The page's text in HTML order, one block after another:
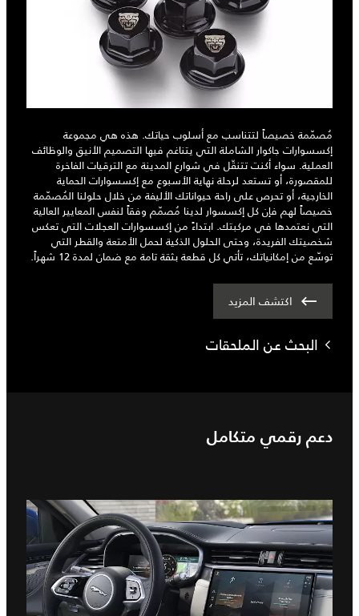
مُصمّمة خصيصاً لتتناسب مع أسلوب حياتك. هذه هي مجموعة
إكسسوارات جاكوار الشاملة التي يتناغم فيها التصميم الأنيق والوظائف
العملية. سواء أكنت تتنقّل في شوارع المدينة مع الترقيات الفاخرة
للمقصورة، أو تستعد لرحلة نهاية الأسبوع مع إكسسوارات الحماية
الخارجية، أو تحرص على راحة حيواناتك الأليفة من خلال حلولنا المُصمّمة
خصيصاً لهم فإن كل إكسسوار لدينا مُصمّم وفقاً لنفس المعايير العالية
التي نعتمدها في مركبتك. ابتداءً من إكسسوارات العجلات التي تعكس
شخصيتك الفريدة، وحتى الحلول الذكية لحمل الأمتعة والقطر التي
توسّع من إمكانياتك، تأتي كل قطعة بثقة تامة مع ضمان لمدة 12 شهراً.
اكتشف المزيد
البحث عن الملحقات
دعم رقمي متكامل